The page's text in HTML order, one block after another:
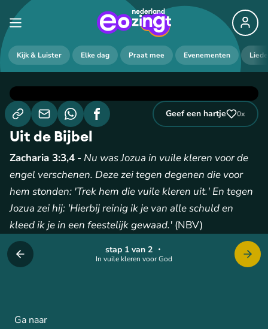
Kijk & Luister Elke dag Praat mee Evenementen
In vuile kleren voor God
stap 1 van 2・
Geef een hartje 0x
Uit de Bijbel
Zacharia 3:3,4 - Nu was Jozua in vuile kleren voor de
engel verschenen. Deze zei tegen degenen die voor
hem stonden: 'Trek hem die vuile kleren uit.' En tegen
Jozua zei hij: 'Hierbij reinig ik je van alle schuld en
kleed ik je in een feestelijk gewaad.' (NBV)
Ga naar